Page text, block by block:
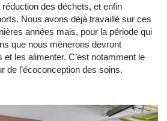
des déchets, et enfin
Nous avons déjà travaillé sur ces
années mais, pour la période qui
que nous mènerons devront
et les alimenter. C’est notamment le
de l’écoconception des soins.